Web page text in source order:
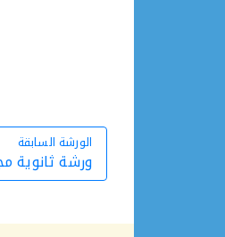
الورشة السابقة
الورشة السابقة
ورشة ثانوية